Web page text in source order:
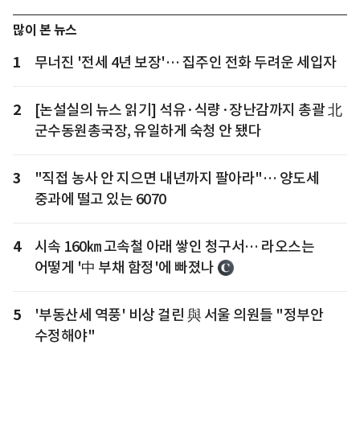
많이 본 뉴스
1 무너진 '전세 4년 보장'… 집주인 전화 두려운 세입자
2
[논설실의 뉴스 읽기] 석유·식량·장난감까지 총괄 北
군수동원총국장, 유일하게 숙청 안 됐다
3
"직접 농사 안 지으면 내년까지 팔아라"… 양도세
중과에 떨고 있는 6070
4
시속 160㎞ 고속철 아래 쌓인 청구서… 라오스는
어떻게 '中 부채 함정'에 빠졌나
5
'부동산세 역풍' 비상 걸린 與 서울 의원들 "정부안
수정해야"